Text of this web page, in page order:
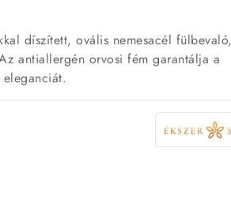
díszített, ovális nemesacél
antiallergén orvosi fém garantálja a